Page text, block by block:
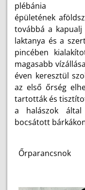
plébánia
épületének
továbbá a
laktanya és a
pincében
magasabb
éven keresztül
az első őrség
tartották és
a halászok által
bocsátott
Őrparancsnok